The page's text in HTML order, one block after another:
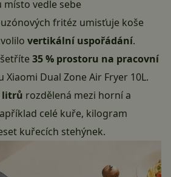
místo vedle sebe
fritéz umisťuje koše
vertikální uspořádání.
35 % prostoru na pracovní
Dual Zone Air Fryer 10L.
litrů rozdělená mezi horní a
celé kuře, kilogram
kuřecích stehýnek.